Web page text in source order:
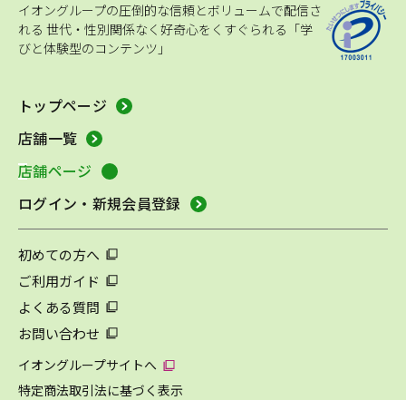
イオングループの圧倒的な信頼とボリュームで配信さ
れる 世代・性別関係なく好奇心をくすぐられる「学
びと体験型のコンテンツ」
トップページ
店舗一覧
店舗ページ
ログイン・新規会員登録
初めての方へ
ご利用ガイド
よくある質問
お問い合わせ
イオングループサイトへ
特定商法取引法に基づく表示